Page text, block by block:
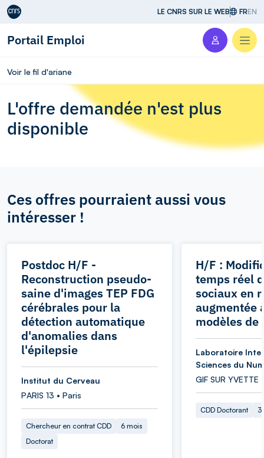
Aller au contenu LE CNRS SUR LE WEB FREN
Portail Emploi
Voir le fil d'ariane
L'offre demandée n'est plus
disponible
Ces offres pourraient aussi vous
intéresser !
Postdoc H/F -
Reconstruction pseudo-
saine d'images TEP FDG
cérébrales pour la
détection automatique
d'anomalies dans
l'épilepsie
Institut du Cerveau
PARIS 13 • Paris
Chercheur en contrat CDD
6 mois
Doctorat
H/F :
temps réel
sociaux en
augmentée
modèles
Laboratoire
Sciences du
GIF SUR YVETTE
CDD Doctorant